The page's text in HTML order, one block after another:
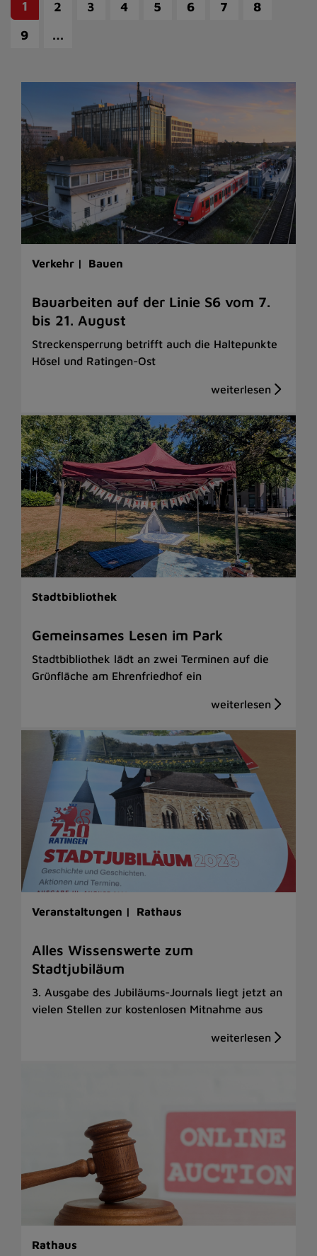
1 2 3 4 5 6 7
8
9
…
Verkehr | Bauen
Bauarbeiten auf der Linie S6 vom 7.
bis 21. August
Streckensperrung betrifft auch die Haltepunkte
Hösel und Ratingen-Ost
Stadtbibliothek
Gemeinsames Lesen im Park
Stadtbibliothek lädt an zwei Terminen auf die
Grünfläche am Ehrenfriedhof ein
Veranstaltungen | Rathaus
Alles Wissenswerte zum
Stadtjubiläum
3. Ausgabe des Jubiläums-Journals liegt jetzt an
vielen Stellen zur kostenlosen Mitnahme aus
Rathaus